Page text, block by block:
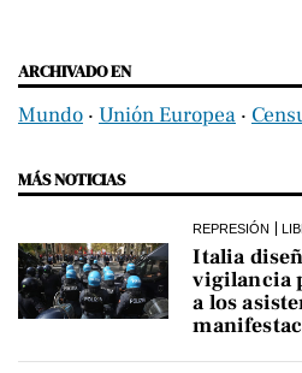
ARCHIVADO EN
Mundo ‧ Unión Europea ‧
MÁS NOTICIAS
REPRESIÓN
Italia
vigilancia
a los